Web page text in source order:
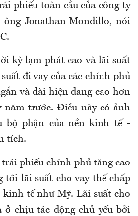
phiếu toàn cầu của công ty
ông Jonathan Mondillo, nói
kỳ lạm phát cao và lãi suất
đi vay của các chính phủ
và dài hiện đang cao hơn
năm trước. Điều này có ảnh
bộ phận của nền kinh tế -
tích.
phiếu chính phủ tăng cao
tới lãi suất cho vay thế chấp
kinh tế như Mỹ. Lãi suất cho
ở chịu tác động chủ yếu bởi